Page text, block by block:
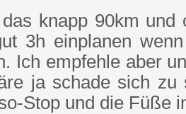
knapp 90km und
3h einplanen
Ich empfehle aber
ja schade sich zu
Stop und die Füße